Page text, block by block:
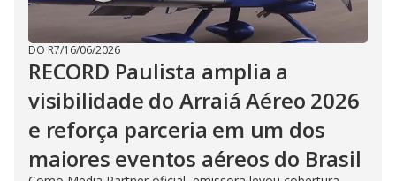
DO R7/16/06/2026
RECORD Paulista amplia a
visibilidade do Arraiá Aéreo 2026
e reforça parceria em um dos
maiores eventos aéreos do Brasil